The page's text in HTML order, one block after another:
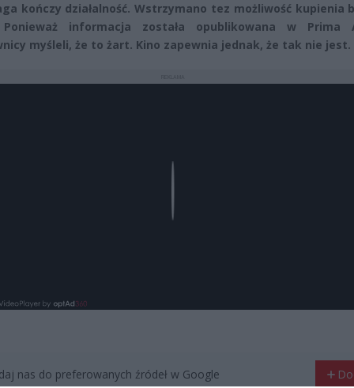
kończy działalność. Wstrzymano tez możliwość kupienia
informacja została opublikowana w Prima
myśleli, że to żart. Kino zapewnia jednak, że tak nie jest.
nas do preferowanych źródeł w Google